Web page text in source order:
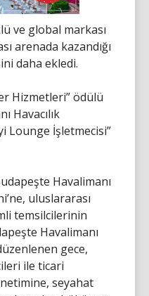
ve global markası
arenada kazandığı
daha ekledi.
Hizmetleri” ödülü
Havacılık
Lounge İşletmecisi”
Havalimanı
uluslararası
temsilcilerinin
Havalimanı
gece,
ile ticari
seyahat